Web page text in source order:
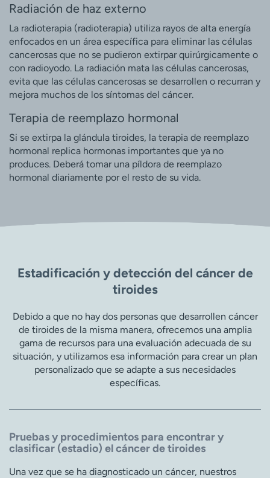
Radiación de haz externo
La radioterapia (radioterapia) utiliza rayos de alta energía
enfocados en un área específica para eliminar las células
cancerosas que no se pudieron extirpar quirúrgicamente o
con radioyodo. La radiación mata las células cancerosas,
evita que las células cancerosas se desarrollen o recurran y
mejora muchos de los síntomas del cáncer.
Terapia de reemplazo hormonal
Si se extirpa la glándula tiroides, la terapia de reemplazo
hormonal replica hormonas importantes que ya no
produces. Deberá tomar una píldora de reemplazo
hormonal diariamente por el resto de su vida.
Estadificación y detección del cáncer de
tiroides
Debido a que no hay dos personas que desarrollen cáncer
de tiroides de la misma manera, ofrecemos una amplia
gama de recursos para una evaluación adecuada de su
situación, y utilizamos esa información para crear un plan
personalizado que se adapte a sus necesidades
específicas.
Pruebas y procedimientos para encontrar y
clasificar (estadio) el cáncer de tiroides
Una vez que se ha diagnosticado un cáncer, nuestros